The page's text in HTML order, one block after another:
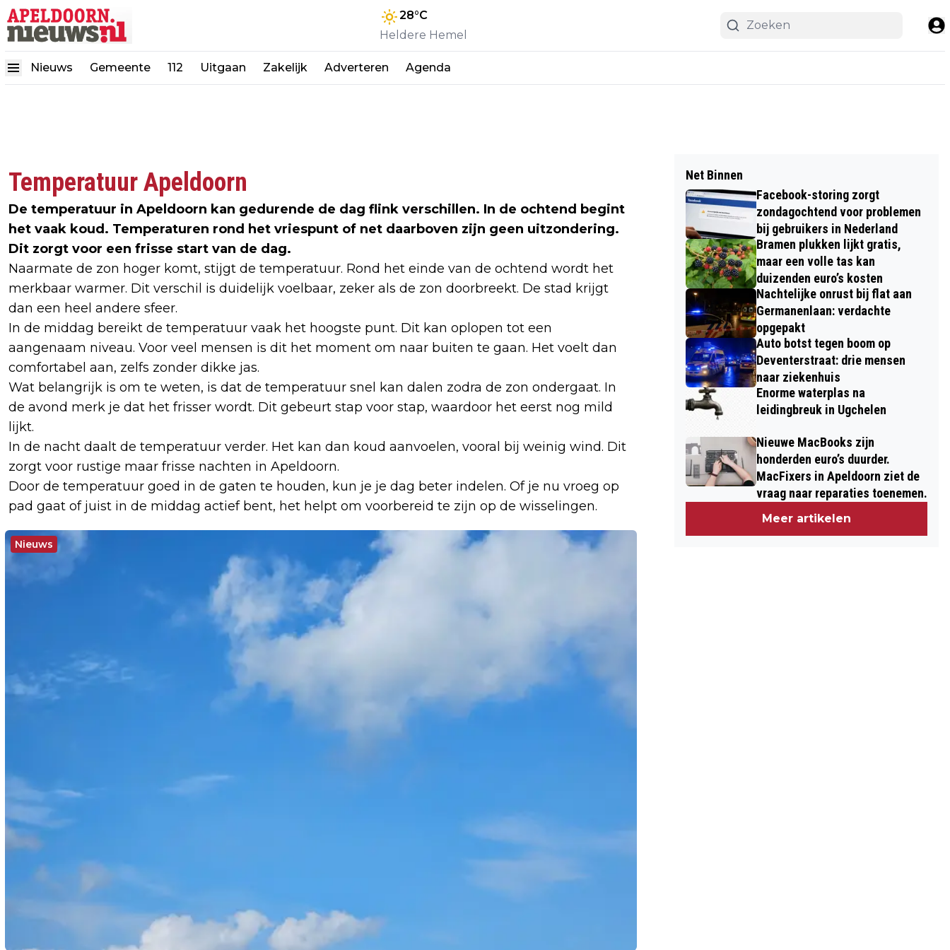
28°C
Heldere Hemel
Nieuws Gemeente 112 Uitgaan Zakelijk Adverteren Agenda
Temperatuur Apeldoorn
De temperatuur in Apeldoorn kan gedurende de dag flink verschillen. In de ochtend begint
het vaak koud. Temperaturen rond het vriespunt of net daarboven zijn geen uitzondering.
Dit zorgt voor een frisse start van de dag.
Naarmate de zon hoger komt, stijgt de temperatuur. Rond het einde van de ochtend wordt het
merkbaar warmer. Dit verschil is duidelijk voelbaar, zeker als de zon doorbreekt. De stad krijgt
dan een heel andere sfeer.
In de middag bereikt de temperatuur vaak het hoogste punt. Dit kan oplopen tot een
aangenaam niveau. Voor veel mensen is dit het moment om naar buiten te gaan. Het voelt dan
comfortabel aan, zelfs zonder dikke jas.
Wat belangrijk is om te weten, is dat de temperatuur snel kan dalen zodra de zon ondergaat. In
de avond merk je dat het frisser wordt. Dit gebeurt stap voor stap, waardoor het eerst nog mild
lijkt.
In de nacht daalt de temperatuur verder. Het kan dan koud aanvoelen, vooral bij weinig wind. Dit
zorgt voor rustige maar frisse nachten in Apeldoorn.
Door de temperatuur goed in de gaten te houden, kun je je dag beter indelen. Of je nu vroeg op
pad gaat of juist in de middag actief bent, het helpt om voorbereid te zijn op de wisselingen.
Nieuws
Net Binnen
Facebook-storing zorgt
zondagochtend voor problemen
bij gebruikers in Nederland
Bramen plukken lijkt gratis,
maar een volle tas kan
duizenden euro’s kosten
Nachtelijke onrust bij flat aan
Germanenlaan: verdachte
opgepakt
Auto botst tegen boom op
Deventerstraat: drie mensen
naar ziekenhuis
Enorme waterplas na
leidingbreuk in Ugchelen
Nieuwe MacBooks zijn
honderden euro’s duurder.
MacFixers in Apeldoorn ziet de
vraag naar reparaties toenemen.
Meer artikelen